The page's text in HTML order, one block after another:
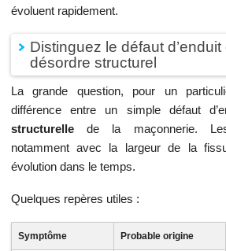
évoluent rapidement.
Distinguez le défaut d’enduit
désordre structurel
La grande question, pour un
différence entre un simple défaut
structurellede la maçonnerie. Les
notamment avec la largeur de la
évolution dans le temps.
Quelques repères utiles :
Symptôme Probable origine